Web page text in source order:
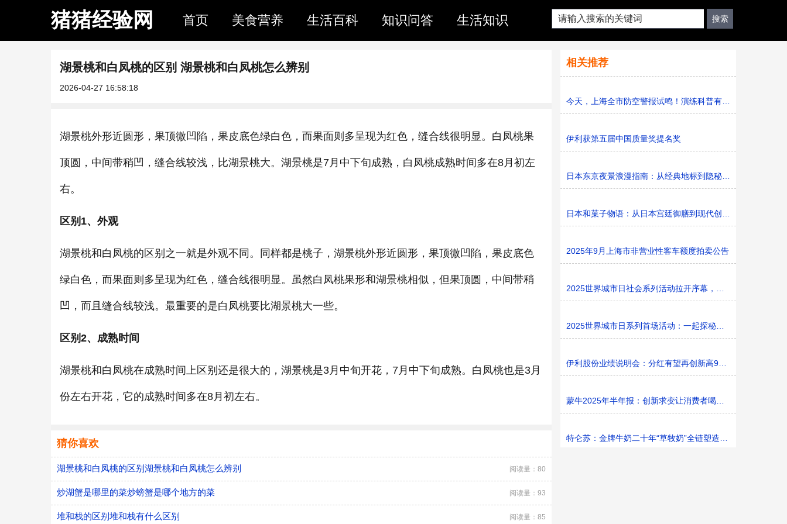
猪猪经验网 首页 美食营养 生活百科 知识问答 生活知识
湖景桃和白凤桃的区别 湖景桃和白凤桃怎么辨别
2026-04-27 16:58:18
湖景桃外形近圆形，果顶微凹陷，果皮底色绿白色，而果面则多呈现为红色，缝合线很明显。白凤桃果
顶圆，中间带稍凹，缝合线较浅，比湖景桃大。湖景桃是7月中下旬成熟，白凤桃成熟时间多在8月初左
右。
区别1、外观
湖景桃和白凤桃的区别之一就是外观不同。同样都是桃子，湖景桃外形近圆形，果顶微凹陷，果皮底色
绿白色，而果面则多呈现为红色，缝合线很明显。虽然白凤桃果形和湖景桃相似，但果顶圆，中间带稍
凹，而且缝合线较浅。最重要的是白凤桃要比湖景桃大一些。
区别2、成熟时间
湖景桃和白凤桃在成熟时间上区别还是很大的，湖景桃是3月中旬开花，7月中下旬成熟。白凤桃也是3月
份左右开花，它的成熟时间多在8月初左右。
猜你喜欢
湖景桃和白凤桃的区别湖景桃和白凤桃怎么辨别 阅读量：80
炒湖蟹是哪里的菜炒螃蟹是哪个地方的菜 阅读量：93
堆和栈的区别堆和栈有什么区别 阅读量：85
相关推荐
今天，上海全市防空警报试鸣！演练科普有序进行，人防意
伊利获第五届中国质量奖提名奖
日本东京夜景浪漫指南：从经典地标到隐秘胜地
日本和菓子物语：从日本宫廷御膳到现代创新的甜蜜传承
2025年9月上海市非营业性客车额度拍卖公告
2025世界城市日社会系列活动拉开序幕，探寻社区花园里的
2025世界城市日系列首场活动：一起探秘家门口的“魔法花园”
伊利股份业绩说明会：分红有望再创新高9%利润率目标不变
蒙牛2025年半年报：创新求变让消费者喝上奶、喝好奶、喝
特仑苏：金牌牛奶二十年“草牧奶”全链塑造有机新矩阵